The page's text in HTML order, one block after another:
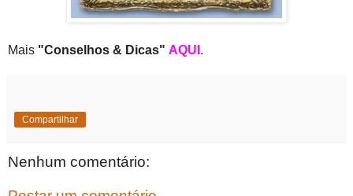
Mais "Conselhos & Dicas" AQUI .
Compartilhar
Nenhum comentário: